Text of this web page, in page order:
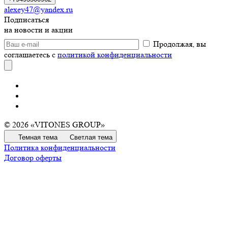
alexey47@yandex.ru
Подписаться
на новости и акции
Продолжая, вы
соглашаетесь с политикой конфиденциальности
© 2026 «VITONES GROUP»
Темная тема Светлая тема
Политика конфиденциальности
Договор оферты